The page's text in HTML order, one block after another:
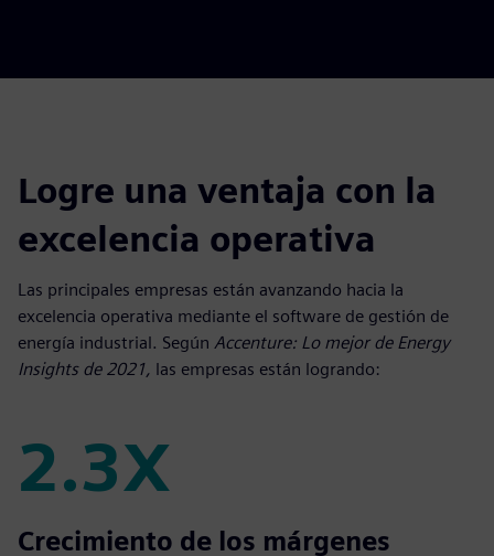
Logre una ventaja con la
excelencia operativa
Las principales empresas están avanzando hacia la
excelencia operativa mediante el software de gestión de
energía industrial. Según Accenture: Lo mejor de Energy
Insights de 2021, las empresas están logrando:
2.3X
2.3X
Crecimiento de los márgenes